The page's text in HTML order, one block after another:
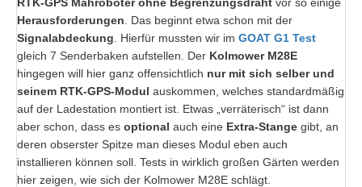
Herausforderungen . Das beginnt etwa schon mit der
Signalabdeckung . Hierfür mussten wir im GOAT G1 Test
gleich 7 Senderbaken aufstellen. Der Kolmower M28E
hingegen will hier ganz offensichtlich nur mit sich selber und
seinem RTK-GPS-Modul auskommen, welches standardmäßig
auf der Ladestation montiert ist. Etwas „verräterisch“ ist dann
aber schon, dass es optional auch eine Extra-Stange gibt, an
deren obserster Spitze man dieses Modul eben auch
installieren können soll. Tests in wirklich großen Gärten werden
hier zeigen, wie sich der Kolmower M28E schlägt.